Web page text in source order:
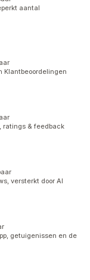
aantal
Klantbeoordelingen
ratings & feedback
versterkt door AI
getuigenissen en de